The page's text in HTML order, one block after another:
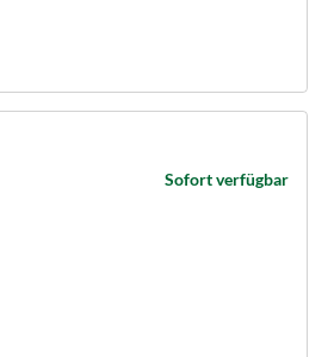
Sofort verfügbar